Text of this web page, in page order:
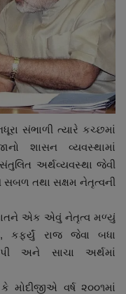
સંભાળી ત્યારે કચ્છમાં
શાસન વ્યવસ્થામાં
અર્થવ્યવસ્થા જેવી
તથા સક્ષમ નેતૃત્વની
એક એવું નેતૃત્વ મળ્યું
કફર્યું રાજ જેવા બધા
અને સાચા અર્થમાં
વર્ષ ૨૦૦૧માં